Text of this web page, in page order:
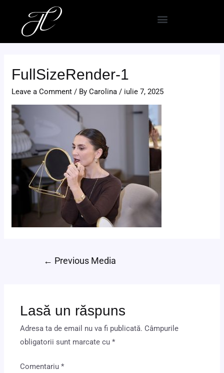
content
FullSizeRender-1
Leave a Comment / ByCarolina/ iulie 7, 2025
Navigare
în
articole
← Previous Media
Lasă un răspuns
Adresa ta de email nu va fi publicată. Câmpurile
obligatorii sunt marcate cu*
Comentariu*